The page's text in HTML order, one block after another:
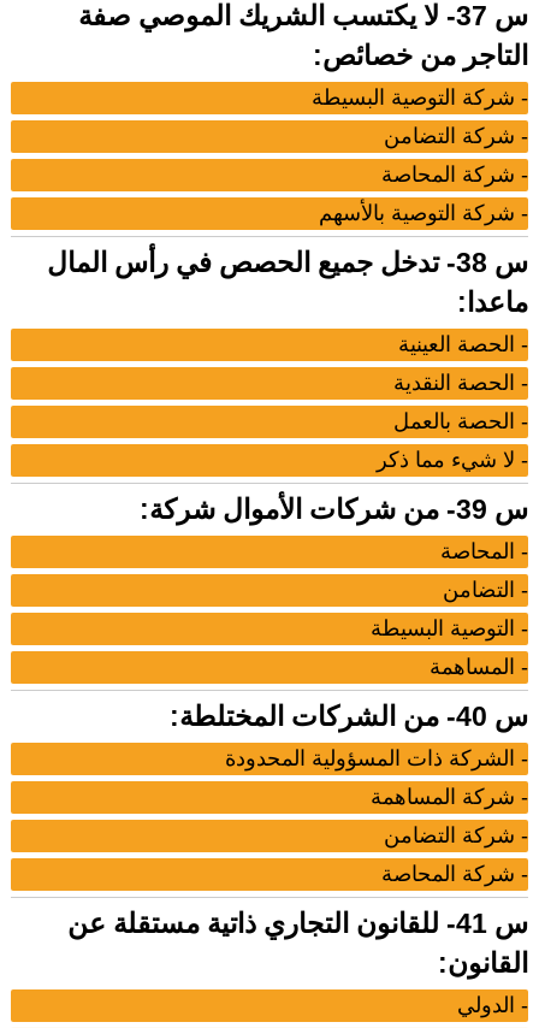
س 37- لا يكتسب الشريك الموصي صفة
التاجر من خصائص:
- شركة التوصية البسيطة
- شركة التضامن
- شركة المحاصة
- شركة التوصية بالأسهم
س 38- تدخل جميع الحصص في رأس المال
ماعدا:
- الحصة العينية
- الحصة النقدية
- الحصة بالعمل
- لا شيء مما ذكر
س 39- من شركات الأموال شركة:
- المحاصة
- التضامن
- التوصية البسيطة
- المساهمة
س 40- من الشركات المختلطة:
- الشركة ذات المسؤولية المحدودة
- شركة المساهمة
- شركة التضامن
- شركة المحاصة
س 41- للقانون التجاري ذاتية مستقلة عن
القانون:
- الدولي